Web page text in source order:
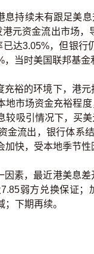
持续未有跟足美息
元资金流出市场
达3.05%，但银
当时美国联邦基金
的环境下，港元
地市场资金充裕程
较吸引情况下，买
金流出，银行体系
快，受本地季节性
素，最近港美息差
弱方兑换保证
下期再续。